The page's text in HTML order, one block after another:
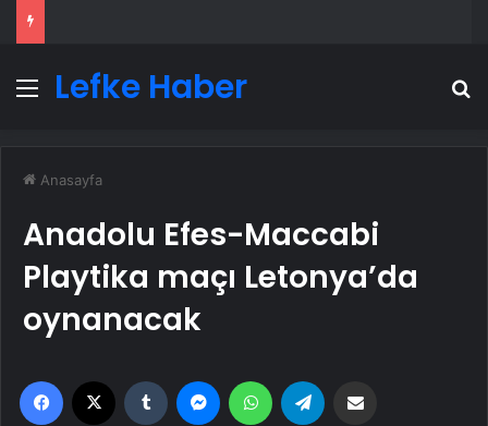
Menü
Lefke Haber
Anasayfa
Anadolu Efes-Maccabi
Playtika maçı Letonya’da
oynanacak
Facebook Tumblr MessengerWhatsApp